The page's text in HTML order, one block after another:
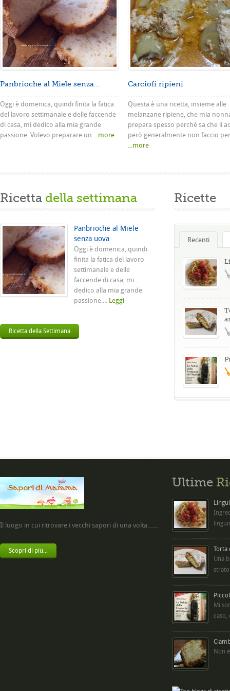
Panbrioche al Miele senza...
Oggi è domenica, quindi finita la fatica
del lavoro settimanale e delle faccende
di casa, mi dedico alla mia grande
passione. Volevo preparare un ...more
Carciofi ripieni
Questa è una ricetta, insieme alle
melanzane ripiene, che mia
prepara spesso perché sa che li
però generalmente non faccio
...more
Ricetta della settimana
Panbrioche al Miele
senza uova
Oggi è domenica, quindi
finita la fatica del lavoro
settimanale e delle
faccende di casa, mi
dedico alla mia grande
passione.... Leggi
Ricetta della Settimana
Ricette
Recenti
Il luogo in cui ritrovare i vecchi sapori di una volta.......
Scopri di più...
Ultime
Torta
Una
Mi
caso,
Non